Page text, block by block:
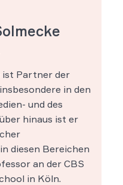
ist Partner der
in den
und des
hinaus ist er
diesen Bereichen
an der CBS
in Köln.